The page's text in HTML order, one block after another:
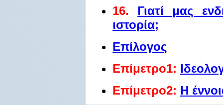
16.
Γιατί μας
ιστορία;
Επίλογος
Επίμετρο1:
Επίμετρο2: Η